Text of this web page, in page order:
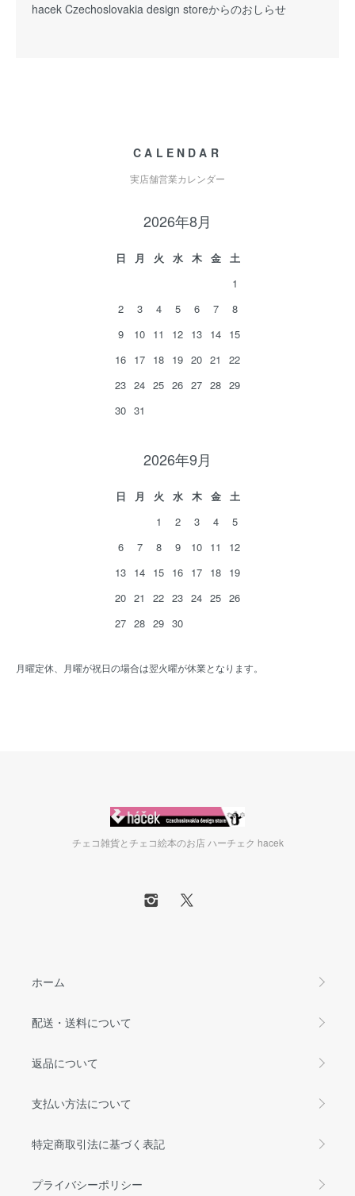
hacek Czechoslovakia design storeからのおしらせ
CALENDAR
実店舗営業カレンダー
2026年8月
日 月 火 水 木 金
土
1
2
3 4 5 6 7
8
9
10 11 12 13 14 15
16 17 18 19 20 21
22
23 24 25 26 27 28 29
30 31
2026年9月
日 月 火 水 木 金
土
1
2 3 4
5
6
7 8 9 10 11
12
13 14 15 16 17 18 19
20 21 22 23 24 25 26
27 28 29 30
月曜定休、月曜が祝日の場合は翌火曜が休業となります。
チェコ雑貨とチェコ絵本のお店 ハーチェク hacek
ホーム
配送・送料について
返品について
支払い方法について
特定商取引法に基づく表記
プライバシーポリシー